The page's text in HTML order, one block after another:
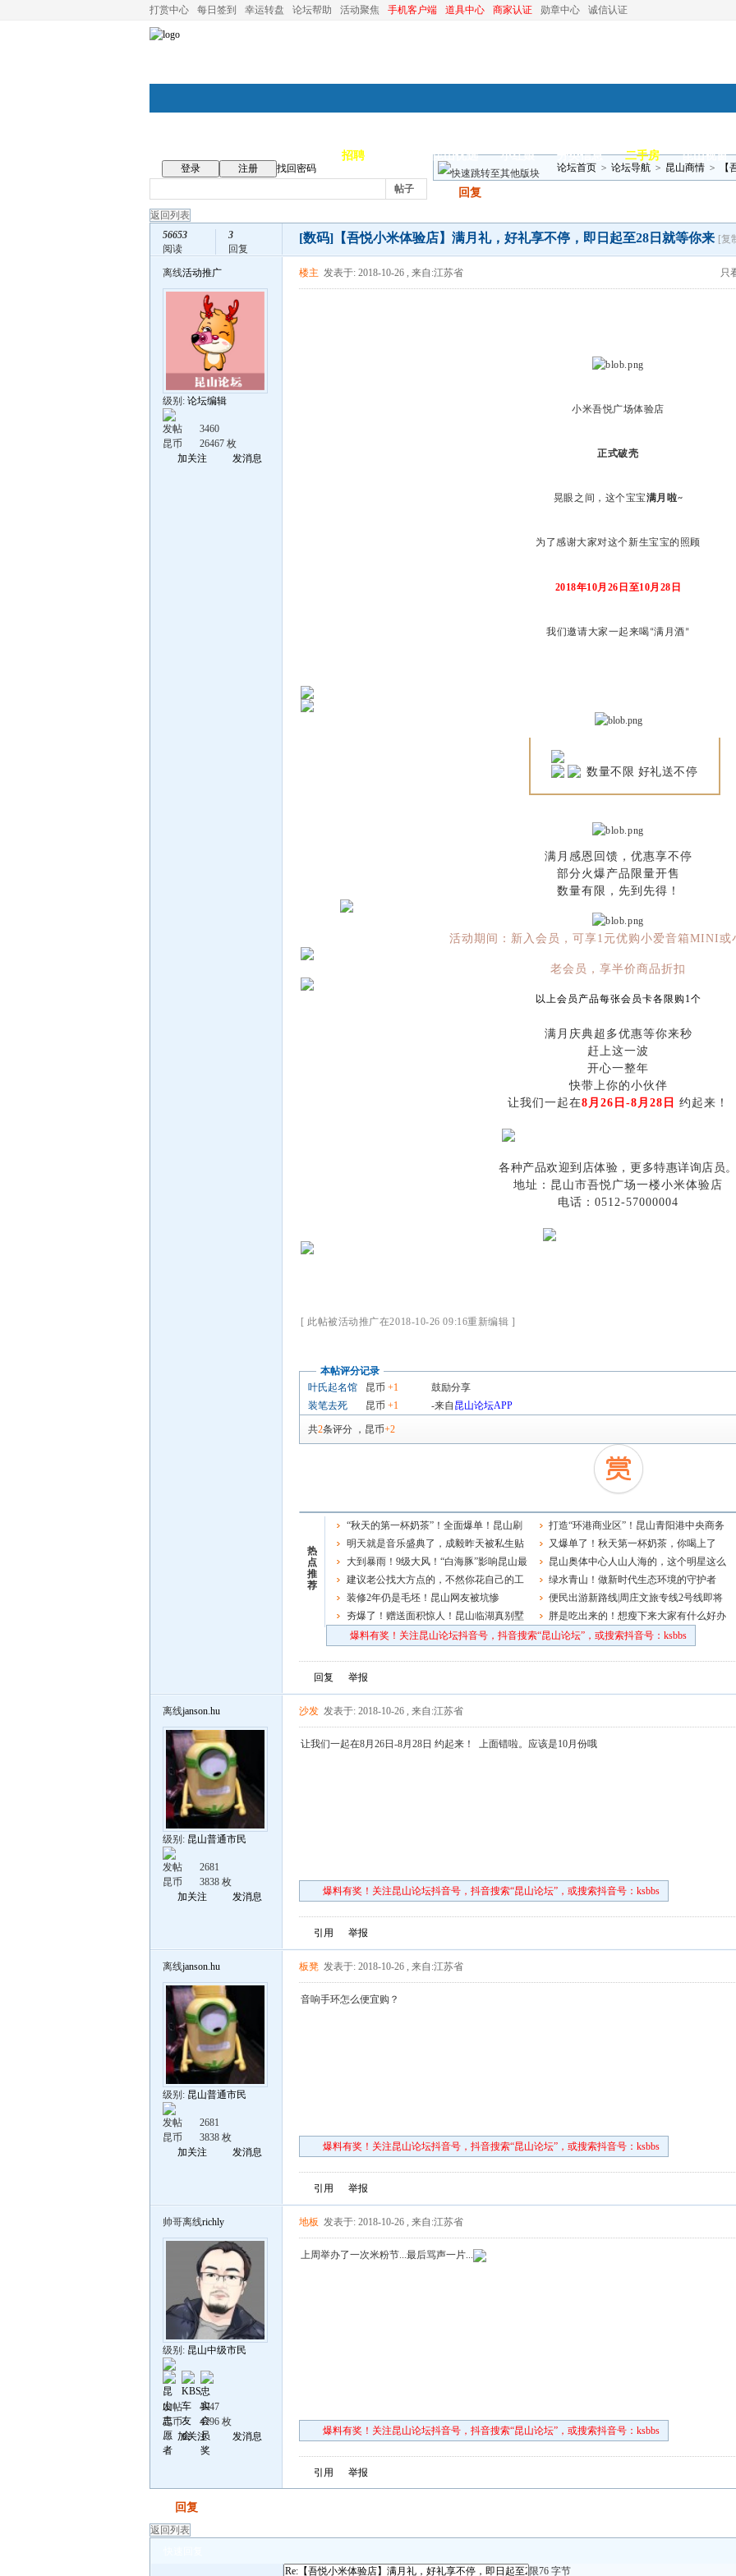
打赏中心 每日签到 幸运转盘 论坛帮助 活动聚焦 手机客户端 道具中心 商家认证 勋章中心 诚信认证
招聘 昆山优选 小红娘 分类信息 二手房 昆山视窗
登录 注册
找回密码
帖子
论坛首页 > 论坛导航 > 昆山商情 >
回复
返回列表
56653
阅读
3
回复
[数码] 【吾悦小米体验店】满月礼，好礼享不停，即日起至28日就等你来 [复
离线活动推广
级别: 论坛编辑
发帖
3460
昆币
26467 枚
加关注
发消息
只
楼主 发表于: 2018-10-26 , 来自:江苏省
小米吾悦广场体验店
正式破壳
晃眼之间，这个宝宝满月啦~
为了感谢大家对这个新生宝宝的照顾
2018年10月 26 日至10月 28 日
我们邀请大家一起来喝“满月酒”
数量不限 好礼送不停
满月感恩回馈，优惠享不停
部分火爆产品限量开售
数量有限，先到先得！
活动期间：新入会员，可享1元优购小爱音箱MINI或
老会员，享半价商品折扣
以上会员产品每张会员卡各限购1个
满月庆典超多优惠等你来秒
赶上这一波
开心一整年
快带上你的小伙伴
让我们一起在8月26日-8月28日 约起来！
各种产品欢迎到店体验，更多特惠详询店员。
地址：昆山市吾悦广场一楼小米体验店
电话： 0512-57000004
[ 此帖被活动推广在2018-10-26 09:16重新编辑 ]
本帖评分记录
叶氏起名馆
昆币 +1 鼓励分享
装笔去死
昆币 +1 -来自 昆山论坛APP
共2条评分 ， 昆币+2
热
点
推
荐
“秋天的第一杯奶茶”！全面爆单！昆山刷
屏了明天就是音乐盛典了，成毅昨天被私生贴
车了，大家一定要理智追星啊！
大到暴雨！9级大风！“白海豚”影响昆山最
强时段在……
建议老公找大方点的，不然你花自己的工
资，人家都肉疼
装修2年仍是毛坯！昆山网友被坑惨
夯爆了！赠送面积惊人！昆山临湖真别墅
炸场
打造“环港商业区”！昆山青阳港中央商务
区启动区最新控规发布
又爆单了！秋天第一杯奶茶，你喝上了
吗？昆山奥体中心人山人海的，这个明星这么
多粉丝的吗！
绿水青山！做新时代生态环境的守护者
便民出游新路线|周庄文旅专线2号线即将
上线！
胖是吃出来的！想瘦下来大家有什么好办
法吗？
爆料有奖！关注昆山论坛抖音号，抖音搜索“昆山论坛”，或搜索抖音号：ksbbs
回复 举报
离线janson.hu
级别: 昆山普通市民
发帖
2681
昆币
3838 枚
加关注
发消息
沙发 发表于: 2018-10-26 , 来自:江苏省
让我们一起在8月26日-8月28日 约起来！ 上面错啦。应该是10月份哦
爆料有奖！关注昆山论坛抖音号，抖音搜索“昆山论坛”，或搜索抖音号：ksbbs
引用 举报
离线janson.hu
级别: 昆山普通市民
发帖
2681
昆币
3838 枚
加关注
发消息
板凳 发表于: 2018-10-26 , 来自:江苏省
音响手环怎么便宜购？
爆料有奖！关注昆山论坛抖音号，抖音搜索“昆山论坛”，或搜索抖音号：ksbbs
引用 举报
帅哥离线richly
级别: 昆山中级市民
发帖
4947
昆币
4796 枚
加关注
发消息
地板 发表于: 2018-10-26 , 来自:江苏省
上周举办了一次米粉节...最后骂声一片...
爆料有奖！关注昆山论坛抖音号，抖音搜索“昆山论坛”，或搜索抖音号：ksbbs
引用 举报
回复
返回列表
限76 字节